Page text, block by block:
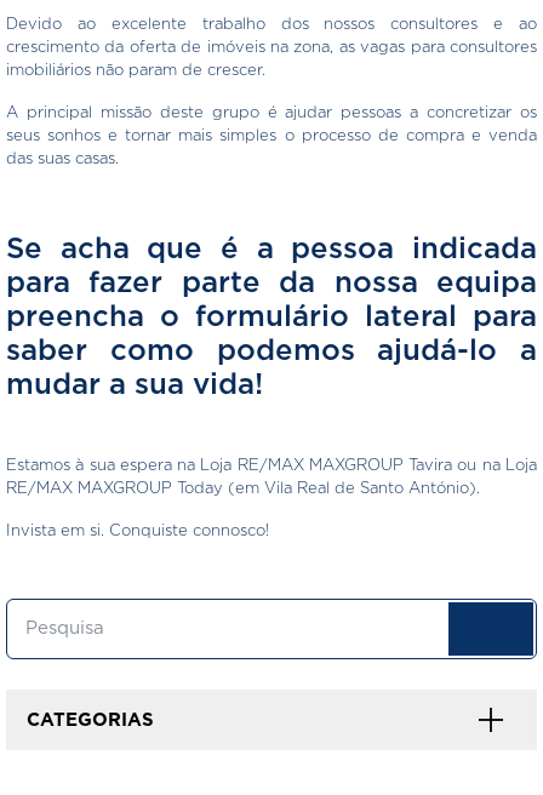
Devido ao excelente trabalho dos nossos consultores e ao
crescimento da oferta de imóveis na zona, as vagas para consultores
imobiliários não param de crescer. ​
A principal missão deste grupo é ajudar pessoas a concretizar os
seus sonhos e tornar mais simples o processo de compra e venda
das suas casas.
Se acha que é a pessoa indicada
para fazer parte da nossa equipa
preencha o formulário lateral para
saber como podemos ajudá-lo a
mudar a sua vida!
Estamos à sua espera na Loja RE/MAX MAXGROUP Tavira ou na Loja
RE/MAX MAXGROUP
Today (em Vila Real de Santo António).
Invista em si. Conquiste connosco!
CATEGORIAS